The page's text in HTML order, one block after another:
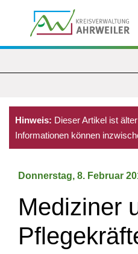
Hinweis: Dieser Artikel ist
Informationen können
Donnerstag, 8. Februar
Mediziner